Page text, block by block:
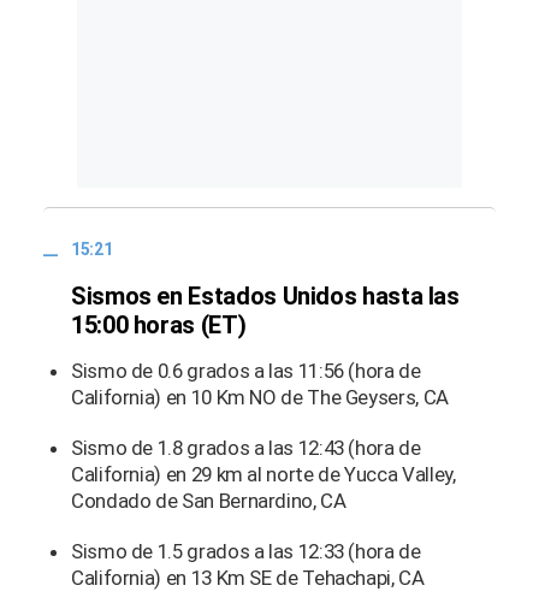
15:21
Sismos en Estados Unidos hasta las
15:00 horas (ET)
Sismo de 0.6 grados a las 11:56 (hora de
California) en 10 Km NO de The Geysers, CA
Sismo de 1.8 grados a las 12:43 (hora de
California) en 29 km al norte de Yucca Valley,
Condado de San Bernardino, CA
Sismo de 1.5 grados a las 12:33 (hora de
California) en 13 Km SE de Tehachapi, CA